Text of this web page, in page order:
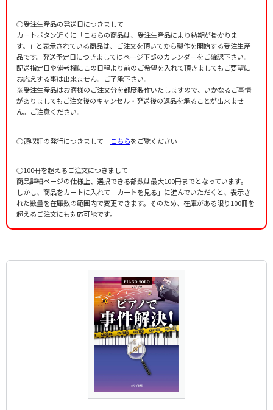
○受注生産品の発送日につきまして
カートボタン近くに「こちらの商品は、受注生産品により納期が掛かりま
す。」と表示されている商品は、ご注文を頂いてから製作を開始する受注生産
品です。発送予定日につきましてはページ下部のカレンダーをご確認下さい。
配送指定日や備考欄にこの日程より前のご希望を入れて頂きましてもご要望に
お応えする事は出来ません。ご了承下さい。
※受注生産品はお客様のご注文分を都度製作いたしますので、いかなるご事情
がありましてもご注文後のキャンセル・発送後の返品を承ることが出来ませ
ん。ご注意ください。
○領収証の発行につきまして こちらをご覧ください
○100冊を超えるご注文につきまして
商品詳細ページの仕様上、選択できる部数は最大100冊までとなっています。
しかし、商品をカートに入れて「カートを見る」に進んでいただくと、表示さ
れた数量を在庫数の範囲内で変更できます。そのため、在庫がある限り100冊を
超えるご注文にも対応可能です。